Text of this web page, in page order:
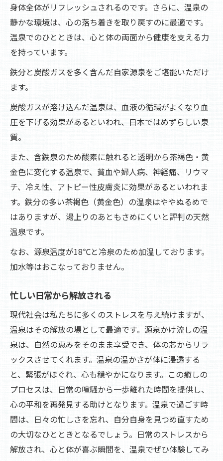
温泉と自然のシンフォニー
豊かな自然に溶け込むひととき
心身をリセットする環境
天然鉱物たっぷりの温泉で心身をリフレッシュ
肌を滑らかにする温泉成分
疲れた体に活力を与える温泉
心と体をリセットする方法
日常の喧騒から離れ温泉で過ごす至福の時間
静かな環境での温泉の楽しみ方
日常を忘れるための温泉時間
温泉での過ごし方とその効果
身体と心のリトリート
横谷温泉旅館の源泉かけ流しがもたらす癒し
旅館の温泉の魅力
心を癒す源泉かけ流しの秘密
訪れる人々を魅了する理由
温泉がもたらす特別な体験
横谷温泉旅館で過ごす一日
温泉で感じる贅沢なひととき
四季の風景と温泉が織り成す特別なひととき
風景と温泉の共演
身体全体がリフレッシュされるのです。さらに、温泉の
静かな環境は、心の落ち着きを取り戻すのに最適です。
温泉でのひとときは、心と体の両面から健康を支える力
を持っています。
鉄分と炭酸ガスを多く含んだ自家源泉をご堪能いただけ
ます。
炭酸ガスが溶け込んだ温泉は、血液の循環がよくなり血
圧を下げる効果があるといわれ、日本ではめずらしい泉
質。
また、含鉄泉のため酸素に触れると透明から茶褐色・黄
金色に変化する温泉で、貧血や婦人病、神経痛、リウマ
チ、冷え性、アトピー性皮膚炎に効果があるといわれま
す。鉄分の多い茶褐色（黄金色）の温泉はややぬるめで
はありますが、湯上りのあともさめにくいと評判の天然
温泉です。
なお、源泉温度が18℃と冷泉のため加温しております。
加水等はおこなっておりません。
忙しい日常から解放される
現代社会は私たちに多くのストレスを与え続けますが、
温泉はその解放の場として最適です。源泉かけ流しの温
泉は、自然の恵みをそのまま享受でき、体の芯からリラ
ックスさせてくれます。温泉の温かさが体に浸透する
と、緊張がほぐれ、心も穏やかになります。この癒しの
プロセスは、日常の喧騒から一歩離れた時間を提供し、
心の平和を再発見する助けとなります。温泉で過ごす時
間は、日々の忙しさを忘れ、自分自身を見つめ直すため
の大切なひとときとなるでしょう。日常のストレスから
解放され、心と体が喜ぶ瞬間を、温泉でぜひ体験してみ